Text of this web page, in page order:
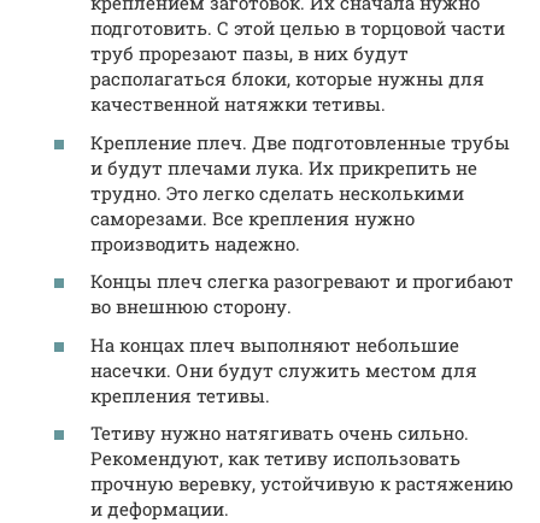
подготовить. С этой целью в торцовой части
труб прорезают пазы, в них будут
располагаться блоки, которые нужны для
качественной натяжки тетивы.
Крепление плеч. Две подготовленные трубы
и будут плечами лука. Их прикрепить не
трудно. Это легко сделать несколькими
саморезами. Все крепления нужно
производить надежно.
Концы плеч слегка разогревают и прогибают
во внешнюю сторону.
На концах плеч выполняют небольшие
насечки. Они будут служить местом для
крепления тетивы.
Тетиву нужно натягивать очень сильно.
Рекомендуют, как тетиву использовать
прочную веревку, устойчивую к растяжению
и деформации.